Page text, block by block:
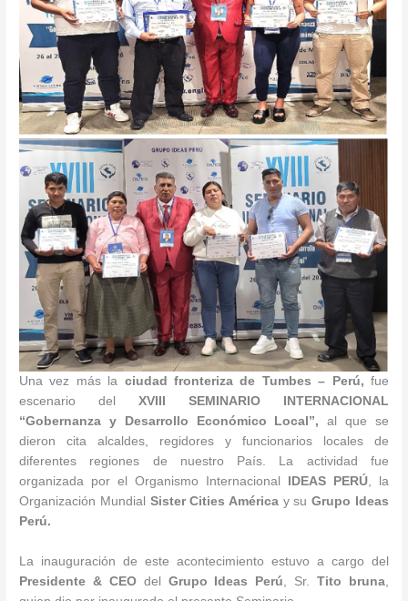
Una vez más la ciudad fronteriza de Tumbes – Perú, fue
escenario del XVIII SEMINARIO INTERNACIONAL
“Gobernanza y Desarrollo Económico Local ”,al que se
dieron cita alcaldes, regidores y funcionarios locales de
diferentes regiones de nuestro País. La actividad fue
organizada por el Organismo Internacional
IDEAS PERÚ, la
Organización Mundial Sister Cities América y su Grupo Ideas
Perú.
La inauguración de este acontecimiento estuvo a cargo del
Presidente & CEOdel Grupo Ideas Perú , Sr.Tito bruna